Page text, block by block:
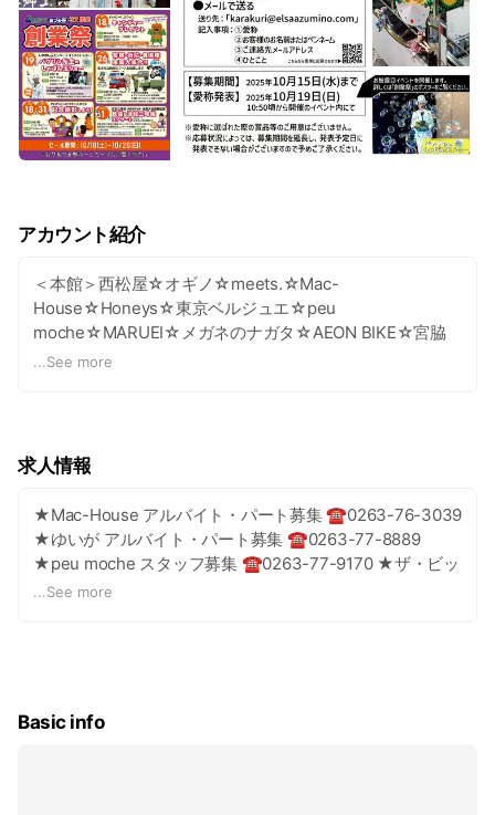
アカウント紹介
＜本館＞西松屋☆オギノ☆meets.☆Mac-
House☆Honeys☆東京ベルジュエ☆peu
moche☆MARUEI☆メガネのナガタ☆AEON BIKE☆宮脇
書店☆カーブス☆理容プラージュ☆美容プラージュ☆クリ
小林☆SANA
...See more
求人情報
★Mac-House アルバイト・パート募集 ☎0263-76-3039
★ゆいが アルバイト・パート募集 ☎0263-77-8889
★peu moche スタッフ募集 ☎0263-77-9170 ★ザ・ビッ
グ三郷店 スタッフ募集 （レジ・生鮮・惣菜・品出しほ
...See more
Basic info